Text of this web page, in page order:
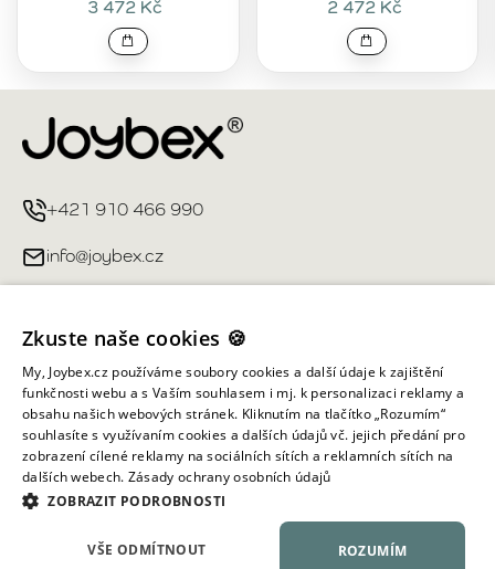
3 472 Kč 2 472 Kč
+421 910 466 990
info@joybex.cz
Můj účet
Informace obchodu
Všechna práva vyhrazena ©
Zkuste naše cookies 🍪
My, Joybex.cz používáme soubory cookies a další údaje k zajištění
funkčnosti webu a s Vaším souhlasem i mj. k personalizaci reklamy a
obsahu našich webových stránek. Kliknutím na tlačítko „Rozumím“
souhlasíte s využívaním cookies a dalších údajů vč. jejich předání pro
zobrazení cílené reklamy na sociálních sítích a reklamních sítích na
dalších webech. Zásady ochrany osobních údajů
ZOBRAZIT PODROBNOSTI
ROZUMÍM
VŠE ODMÍTNOUT